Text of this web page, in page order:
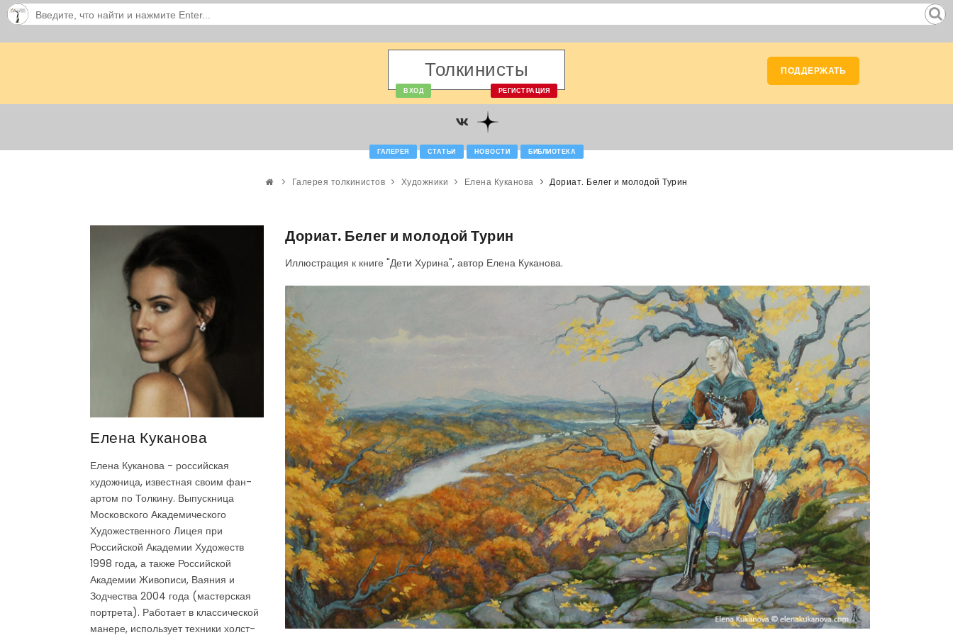
Толкинисты
ВХОД РЕГИСТРАЦИЯ
ПОДДЕРЖАТЬ
ГАЛЕРЕЯ СТАТЬИ НОВОСТИ БИБЛИОТЕКА
Галерея толкинистов Художники Елена Куканова Дориат. Белег и молодой Турин
Елена Куканова
Елена Куканова - российская
художница, известная своим фан-
артом по Толкину. Выпускница
Московского Академического
Художественного Лицея при
Российской Академии Художеств
1998 года, а также Российской
Академии Живописи, Ваяния и
Зодчества 2004 года (мастерская
портрета). Работает в классической
манере, использует техники холст-
Дориат. Белег и молодой Турин
Иллюстрация к книге "Дети Хурина", автор Елена Куканова.